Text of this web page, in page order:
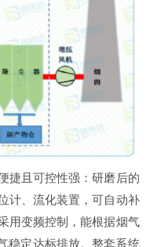
捷且可控性强：研磨后的
计、流化装置，可自动补
用变频控制，能根据烟气
稳定达标排放。整套系统